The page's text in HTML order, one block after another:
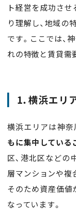
ト経営を成功さ
り理解し、地域の
です。ここでは、
れの特徴と賃貸需
1. 横浜エリ
横浜エリアは神奈
もに集中している
区、港北区などの
層マンションや複
そのため資産価値
なっています。